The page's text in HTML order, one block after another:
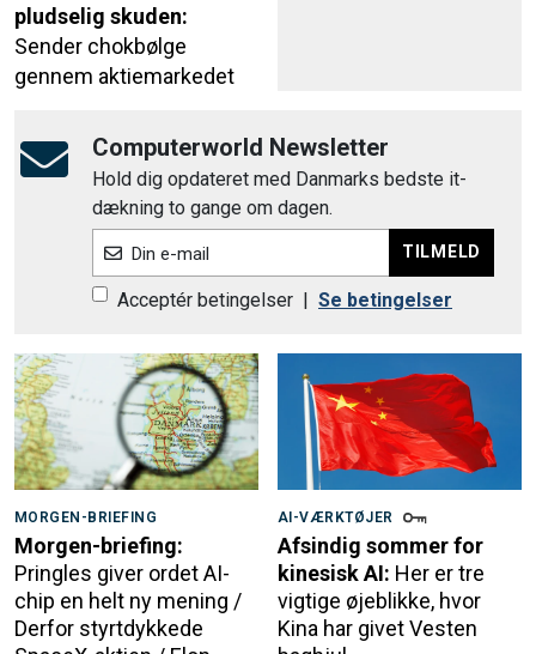
pludselig skuden:
Sender chokbølge
gennem aktiemarkedet
Computerworld Newsletter
Hold dig opdateret med Danmarks bedste it-
dækning to gange om dagen.
Din e-mail TILMELD
Acceptér betingelser | Se betingelser
MORGEN-BRIEFING
Morgen-briefing:
Pringles giver ordet AI-
chip en helt ny mening /
Derfor styrtdykkede
AI-VÆRKTØJER
Afsindig sommer for
kinesisk AI: Her er tre
vigtige øjeblikke, hvor
Kina har givet Vesten